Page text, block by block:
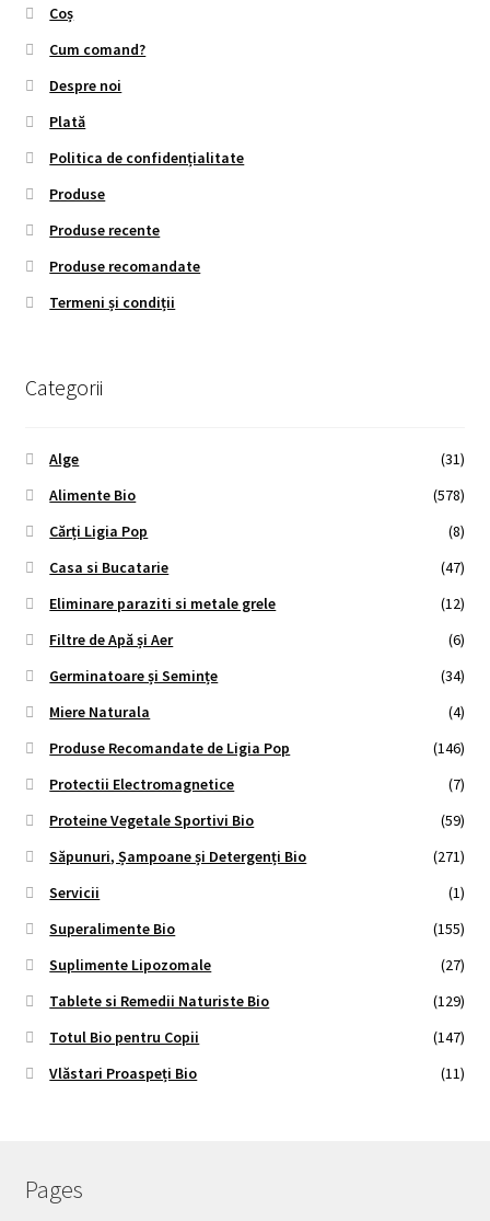
Coș
Cum comand?
Despre noi
Plată
Politica de confidențialitate
Produse
Produse recente
Produse recomandate
Termeni și condiții
Categorii
Alge
(31)
Alimente Bio
(578)
Cărți Ligia Pop
(8)
Casa si Bucatarie
(47)
Eliminare paraziti si metale grele
(12)
Filtre de Apă și Aer
(6)
Germinatoare și Semințe
(34)
Miere Naturala
(4)
Produse Recomandate de Ligia Pop
(146)
Protectii Electromagnetice
(7)
Proteine Vegetale Sportivi Bio
(59)
Săpunuri, Șampoane și Detergenți Bio
(271)
Servicii
(1)
Superalimente Bio
(155)
Suplimente Lipozomale
(27)
Tablete si Remedii Naturiste Bio
(129)
Totul Bio pentru Copii
(147)
Vlăstari Proaspeți Bio
(11)
Pages